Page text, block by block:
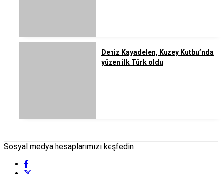
Deniz Kayadelen, Kuzey Kutbu’nda
yüzen ilk Türk oldu
Sosyal medya hesaplarımızı keşfedin